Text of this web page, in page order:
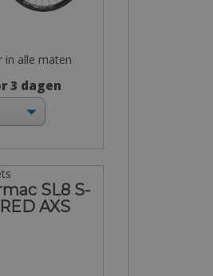
in alle maten
3 dagen
SL8 S-
AXS